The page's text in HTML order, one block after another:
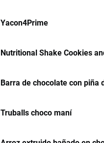
Yacon4Prime
Nutritional Shake Cookies
Barra de chocolate con piña
Truballs choco maní